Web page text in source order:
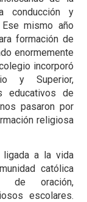
conducción y
Ese mismo año
formación de
enormemente
incorporó
y Superior,
educativos de
pasaron por
religiosa
a la vida
católica
de oración,
escolares.